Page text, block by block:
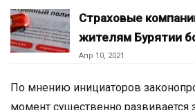
Страховые
жителям Бурятии
Апр 10, 2021
По мнению инициаторов
момент существенно развивается